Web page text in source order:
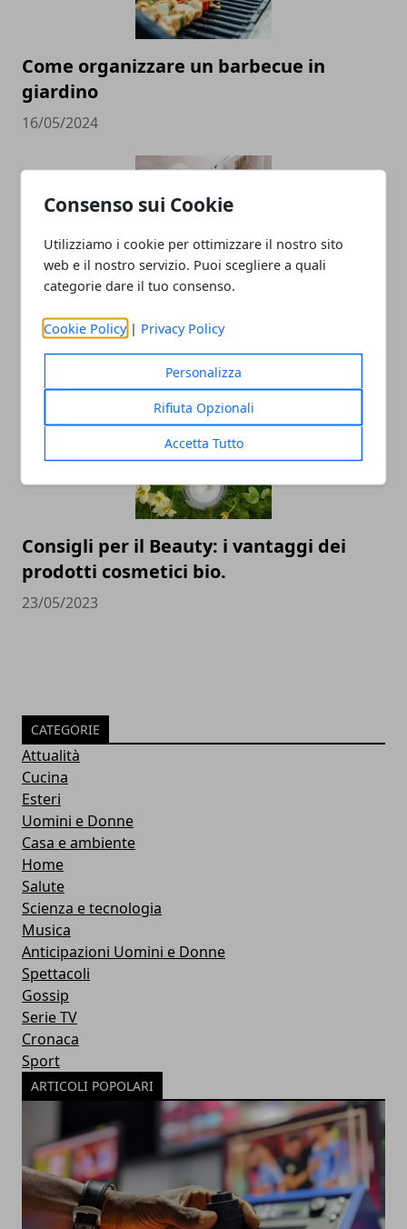
Consenso sui Cookie
Utilizziamo i cookie per ottimizzare il nostro sito
web e il nostro servizio. Puoi scegliere a quali
categorie dare il tuo consenso.
Cookie Policy | Privacy Policy
Personalizza
Rifiuta Opzionali
Accetta Tutto
Come organizzare un barbecue in
giardino
16/05/2024
Come arredare il bagno moderno
13/06/2023
Consigli per il Beauty: i vantaggi dei
prodotti cosmetici bio.
23/05/2023
CATEGORIE
Attualità
Cucina
Esteri
Uomini e Donne
Casa e ambiente
Home
Salute
Scienza e tecnologia
Musica
Anticipazioni Uomini e Donne
Spettacoli
Gossip
Serie TV
Cronaca
Sport
ARTICOLI POPOLARI